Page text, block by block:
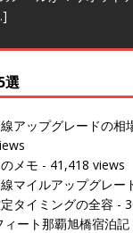
選
アップグレードの相
メモ - 41,418 views
マイルアップグレー
タイミングの全容 -
ィート那覇旭橋宿泊